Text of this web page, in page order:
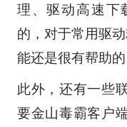
理、驱动高速下
的，对于常用驱
能还是很有帮助的
此外，还有一些
要金山毒霸客户